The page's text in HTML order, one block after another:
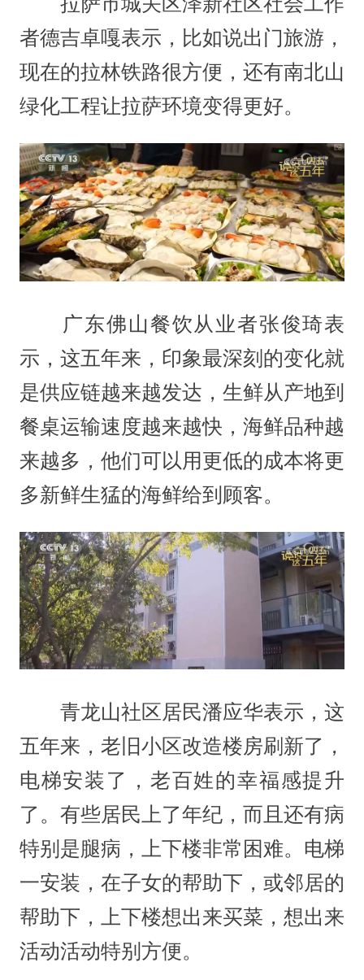
者德吉卓嘎表示，比如说出门旅游，
现在的拉林铁路很方便，还有南北山
绿化工程让拉萨环境变得更好。
广东佛山餐饮从业者张俊琦表
示，这五年来，印象最深刻的变化就
是供应链越来越发达，生鲜从产地到
餐桌运输速度越来越快，海鲜品种越
来越多，他们可以用更低的成本将更
多新鲜生猛的海鲜给到顾客。
青龙山社区居民潘应华表示，这
五年来，老旧小区改造楼房刷新了，
电梯安装了，老百姓的幸福感提升
了。有些居民上了年纪，而且还有病
特别是腿病，上下楼非常困难。电梯
一安装，在子女的帮助下，或邻居的
帮助下，上下楼想出来买菜，想出来
活动活动特别方便。